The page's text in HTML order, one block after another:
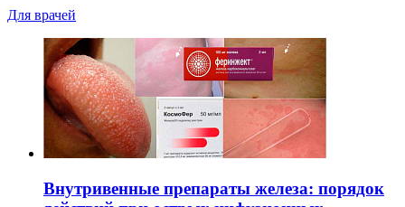
Для врачей
Внутривенные препараты железа: порядок